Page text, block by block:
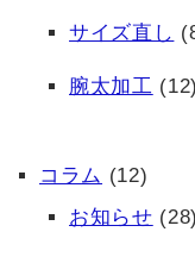
サイズ直し
腕太加工 (12)
コラム (12)
お知らせ (28)